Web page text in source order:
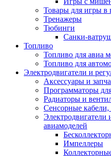
Товары для игры в
Тренажеры
Тюбинги
Санки-
Топливо
Топливо для авиа
Топливо для
Электродвигатели и
Аксессуары и
Программаторы
Радиаторы и
Сенсорные
Электродвигатели
авиамоделей
Импеллеры